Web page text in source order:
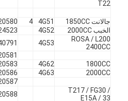
جولة في المصنع
اتصل بنا
الدردشة الآن
T22
جالانت 1850CC 4G51
4
الخبب 2000CC
4G52
ROSA / L200
2400CC
4G53
1800CC
4G62
2000CC
4G63
T217 / FG30 /
E15A / 33